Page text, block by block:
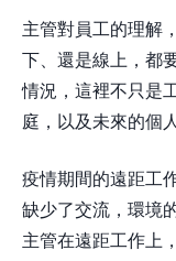
主管對員工的理解
下、還是線上，都
情況，這裡不只是
庭，以及未來的個
疫情期間的遠距工
缺少了交流，環境
主管在遠距工作上